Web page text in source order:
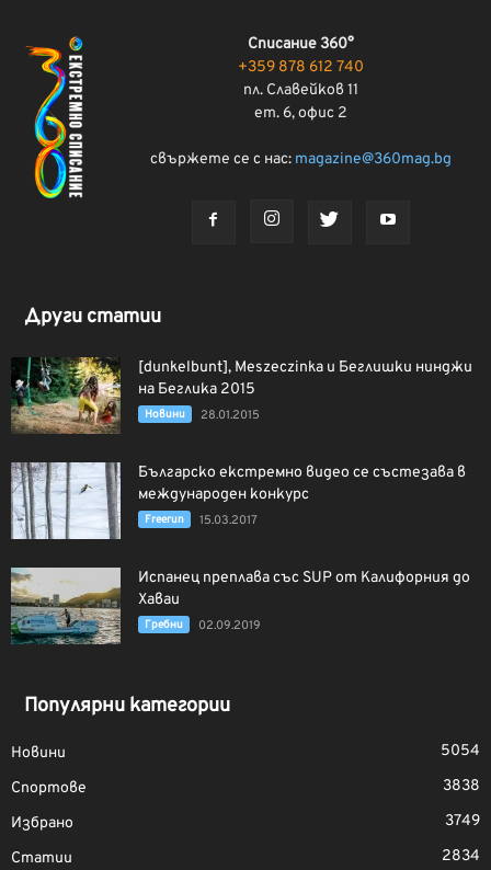
Списание 360°
+359 878 612 740
пл. Славейков 11
ет. 6, офис 2
свържете се с нас: magazine@360mag.bg
Други статии
[dunkelbunt], Meszeczinka и Беглишки нинджи
на Беглика 2015
Новини 28.01.2015
Българско екстремно видео се състезава в
международен конкурс
Freerun 15.03.2017
Испанец преплава със SUP от Калифорния до
Хаваи
Гребни 02.09.2019
Популярни категории
Новини
5054
Спортове
3838
Избрано
3749
Статии
2834